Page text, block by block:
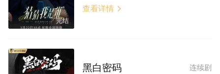
完结
查看详情 
连续剧
黑白密码